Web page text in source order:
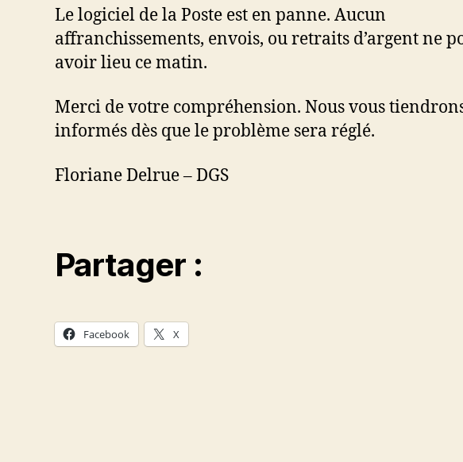
Le logiciel de la Poste est en panne. Aucun
affranchissements, envois, ou retraits d’argent ne
avoir lieu ce matin.
Merci de votre compréhension. Nous vous
informés dès que le problème sera réglé.
Floriane Delrue – DGS
Partager :
Facebook X